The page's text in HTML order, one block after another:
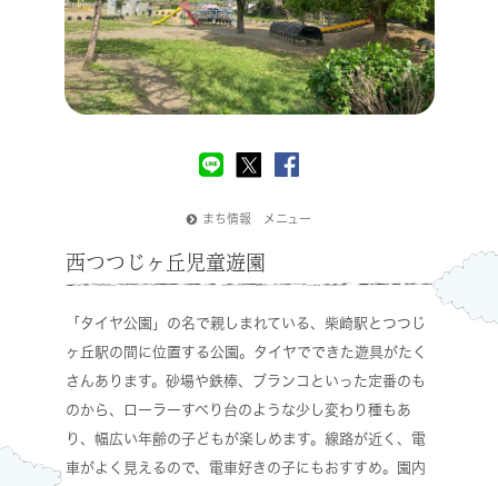
まち情報 メニュー
西つつじヶ丘児童遊園
「タイヤ公園」の名で親しまれている、柴崎駅とつつじ
ヶ丘駅の間に位置する公園。タイヤでできた遊具がたく
さんあります。砂場や鉄棒、ブランコといった定番のも
のから、ローラーすべり台のような少し変わり種もあ
り、幅広い年齢の子どもが楽しめます。線路が近く、電
車がよく見えるので、電車好きの子にもおすすめ。園内